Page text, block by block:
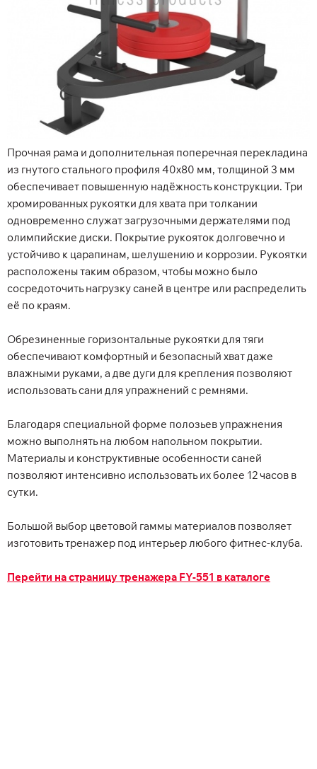
Прочная рама и дополнительная поперечная перекладина
из гнутого стального профиля 40х80 мм, толщиной 3 мм
обеспечивает повышенную надёжность конструкции. Три
хромированных рукоятки для хвата при толкании
одновременно служат загрузочными держателями под
олимпийские диски. Покрытие рукояток долговечно и
устойчиво к царапинам, шелушению и коррозии. Рукоятки
расположены таким образом, чтобы можно было
сосредоточить нагрузку саней в центре или распределить
её по краям.
Обрезиненные горизонтальные рукоятки для тяги
обеспечивают комфортный и безопасный хват даже
влажными руками, а две дуги для крепления позволяют
использовать сани для упражнений с ремнями.
Благодаря специальной форме полозьев упражнения
можно выполнять на любом напольном покрытии.
Материалы и конструктивные особенности саней
позволяют интенсивно использовать их более 12 часов в
сутки.
Большой выбор цветовой гаммы материалов позволяет
изготовить тренажер под интерьер любого фитнес-клуба.
Перейти на страницу тренажера FY-551 в каталоге